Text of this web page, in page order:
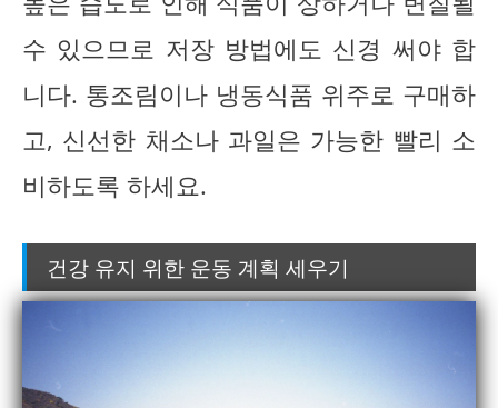
수 있으므로 저장 방법에도 신경 써야 합
니다. 통조림이나 냉동식품 위주로 구매하
고, 신선한 채소나 과일은 가능한 빨리 소
비하도록 하세요.
건강 유지 위한 운동 계획 세우기